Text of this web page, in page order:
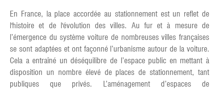
En France, la place accordée au stationnement est un reflet de
l'histoire et de l'évolution des villes. Au fur et à mesure de
l’émergence du système voiture de nombreuses villes françaises
se sont adaptées et ont façonné l’urbanisme autour de la voiture.
Cela a entraîné un déséquilibre de l’espace public en mettant à
disposition un nombre élevé de places de stationnement, tant
publiques que privés. L’aménagement d’espaces de